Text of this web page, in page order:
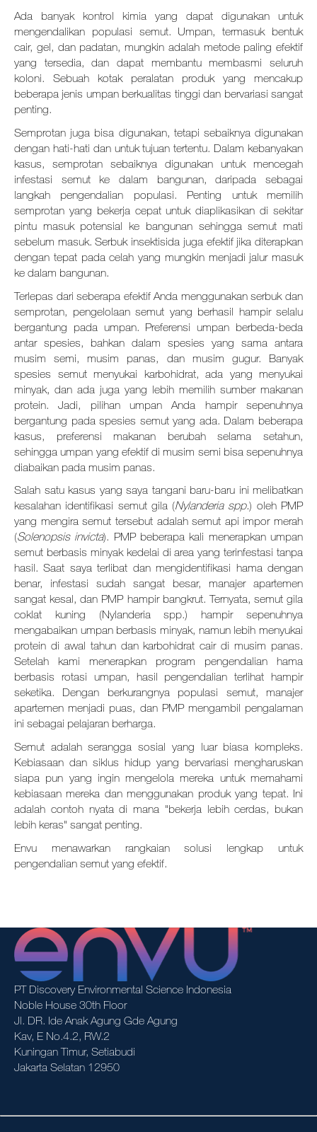
Ada banyak kontrol kimia yang dapat digunakan untuk
mengendalikan populasi semut. Umpan, termasuk bentuk
cair, gel, dan padatan, mungkin adalah metode paling efektif
yang tersedia, dan dapat membantu membasmi seluruh
koloni. Sebuah kotak peralatan produk yang mencakup
beberapa jenis umpan berkualitas tinggi dan bervariasi sangat
penting.
Semprotan juga bisa digunakan, tetapi sebaiknya digunakan
dengan hati-hati dan untuk tujuan tertentu. Dalam kebanyakan
kasus, semprotan sebaiknya digunakan untuk mencegah
infestasi semut ke dalam bangunan, daripada sebagai
langkah pengendalian populasi. Penting untuk memilih
semprotan yang bekerja cepat untuk diaplikasikan di sekitar
pintu masuk potensial ke bangunan sehingga semut mati
sebelum masuk. Serbuk insektisida juga efektif jika diterapkan
dengan tepat pada celah yang mungkin menjadi jalur masuk
ke dalam bangunan.
Terlepas dari seberapa efektif Anda menggunakan serbuk dan
semprotan, pengelolaan semut yang berhasil hampir selalu
bergantung pada umpan. Preferensi umpan berbeda-beda
antar spesies, bahkan dalam spesies yang sama antara
musim semi, musim panas, dan musim gugur. Banyak
spesies semut menyukai karbohidrat, ada yang menyukai
minyak, dan ada juga yang lebih memilih sumber makanan
protein. Jadi, pilihan umpan Anda hampir sepenuhnya
bergantung pada spesies semut yang ada. Dalam beberapa
kasus, preferensi makanan berubahselama setahun,
sehingga umpan yang efektif di musim semi bisa sepenuhnya
diabaikan pada musim panas.
Salah satu kasus yang saya tangani baru-baru ini melibatkan
kesalahan identifikasi semut gila (Nylanderiaspp.) oleh PMP
yang mengira semut tersebut adalah semut api impor merah
(Solenopsis invicta). PMP beberapa kali menerapkan umpan
semut berbasis minyak kedelai di area yang terinfestasi tanpa
hasil. Saat saya terlibat dan mengidentifikasi hama dengan
benar, infestasi sudah sangat besar, manajer apartemen
sangat kesal, dan PMP hampir bangkrut. Ternyata, semut gila
coklat kuning (Nylanderia spp.) hampir sepenuhnya
mengabaikan umpan berbasis minyak, namun lebih menyukai
protein di awal tahun dan karbohidrat cair di musim panas.
Setelah kami menerapkan program pengendalian hama
berbasis rotasi umpan, hasil pengendalian terlihat hampir
seketika. Dengan berkurangnya populasi semut, manajer
apartemen menjadi puas, dan PMP mengambil pengalaman
ini sebagai pelajaran berharga.
Semut adalah serangga sosial yang luar biasa kompleks.
Kebiasaan dan siklus hidup yang bervariasi mengharuskan
siapa pun yang ingin mengelola mereka untuk memahami
kebiasaan mereka dan menggunakan produk yang tepat. Ini
adalah contoh nyata di mana "bekerja lebih cerdas, bukan
lebih keras" sangat penting.
Envu menawarkan rangkaian solusi lengkap untuk
pengendalian semut yang efektif.
PT Discovery Environmental Science Indonesia
Noble House 30th Floor
Jl. DR. Ide Anak Agung Gde Agung
Kav, E No.4.2, RW.2
Kuningan Timur, Setiabudi
Jakarta Selatan 12950